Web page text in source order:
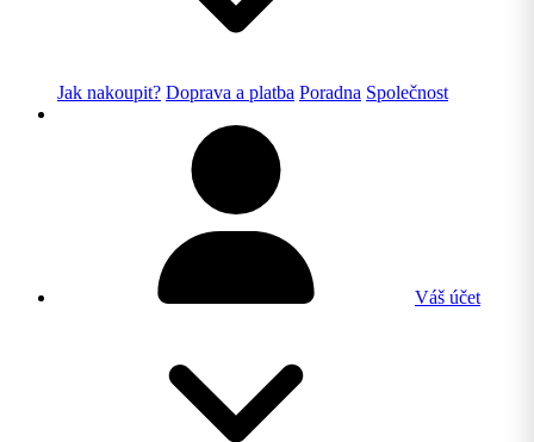
Jak nakoupit? Doprava a platba Poradna Společnost
Váš účet